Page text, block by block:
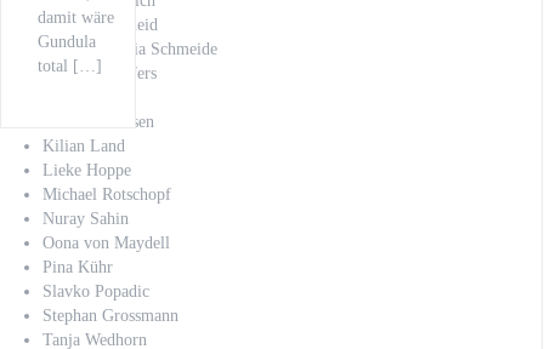
damit wäre
Gundula
total […]
Eli Wasserscheid
Gabriela Maria Schmeide
Jan Josef Liefers
Justus Johanssen
Kilian Land
Lieke Hoppe
Michael Rotschopf
Nuray Sahin
Oona von Maydell
Pina Kühr
Slavko Popadic
Stephan Grossmann
Tanja Wedhorn